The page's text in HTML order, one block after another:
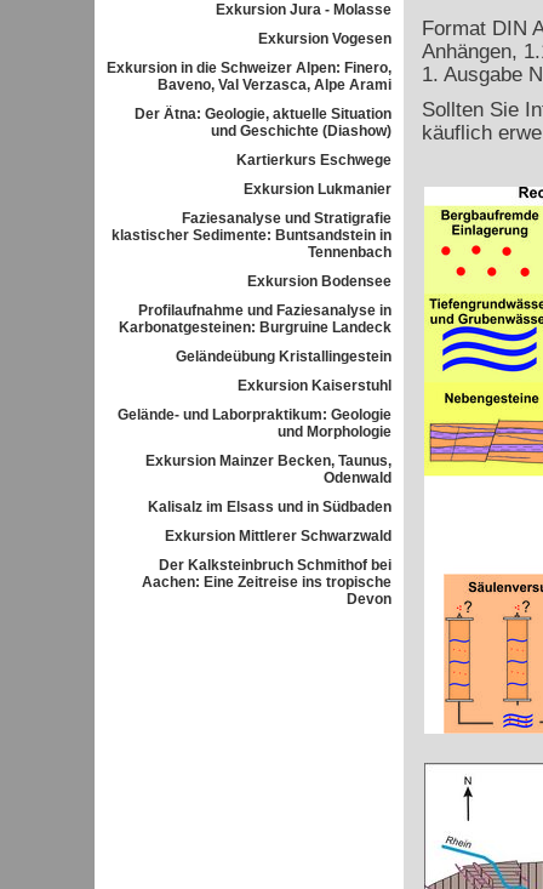
Exkursion Jura - Molasse
Exkursion Vogesen
Exkursion in die Schweizer Alpen: Finero,
Baveno, Val Verzasca, Alpe Arami
Der Ätna: Geologie, aktuelle Situation
und Geschichte (Diashow)
Kartierkurs Eschwege
Exkursion Lukmanier
Faziesanalyse und Stratigrafie
klastischer Sedimente: Buntsandstein in
Tennenbach
Exkursion Bodensee
Profilaufnahme und Faziesanalyse in
Karbonatgesteinen: Burgruine Landeck
Geländeübung Kristallingestein
Exkursion Kaiserstuhl
Gelände- und Laborpraktikum: Geologie
und Morphologie
Exkursion Mainzer Becken, Taunus,
Odenwald
Kalisalz im Elsass und in Südbaden
Exkursion Mittlerer Schwarzwald
Der Kalksteinbruch Schmithof bei
Aachen: Eine Zeitreise ins tropische
Devon
Format DIN
Anhängen,
1. Ausgabe
Sollten Sie
käuflich